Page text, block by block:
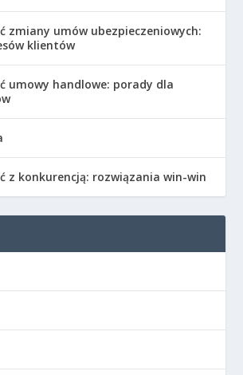
zmiany umów ubezpieczeniowych:
klientów
umowy handlowe: porady dla
z konkurencją: rozwiązania win-win